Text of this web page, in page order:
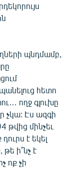
պնդմամբ,
հետո
ողջ գլուխը
չկա: Էս ազգի
թվից մինչեւ
է եկել
ի՞նչ է
ոք չի